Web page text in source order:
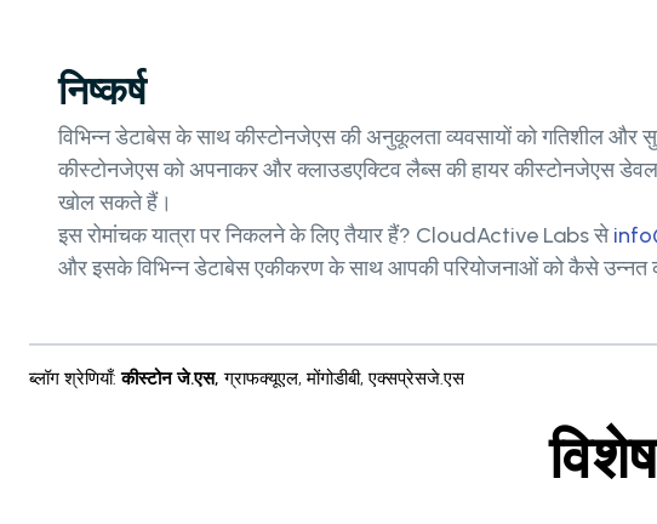
निष्कर्ष
विभिन्न डेटाबेस के साथ कीस्टोनजेएस की अनुकूलता व्यवसायों को गतिशील और
कीस्टोनजेएस को अपनाकर और क्लाउडएक्टिव लैब्स की हायर कीस्टोनजेएस
खोल सकते हैं।
इस रोमांचक यात्रा पर निकलने के लिए तैयार हैं? CloudActive Labs से
और इसके विभिन्न डेटाबेस एकीकरण के साथ आपकी परियोजनाओं को कैसे उन्नत
ब्लॉग श्रेणियाँ: कीस्टोन जे.एस, ग्राफक्यूएल,मोंगोडीबी,एक्सप्रेसजे.एस